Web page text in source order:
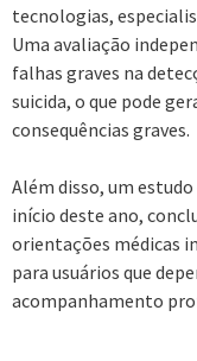
tecnologias,
Uma avaliação
falhas graves na
suicida, o que pode
consequências graves.
Além disso, um
início deste ano,
orientações médicas
para usuários que
acompanhamento